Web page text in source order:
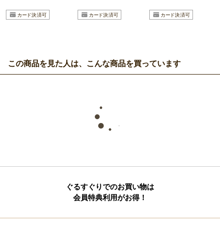
この商品を見た人は、こんな商品を買っています
ぐるすぐりでのお買い物は
会員特典利用がお得！